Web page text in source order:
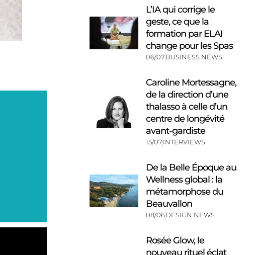
L’IA qui corrige le
geste, ce que la
formation par ELAI
change pour les Spas
06/07BUSINESS NEWS
Caroline Mortessagne,
de la direction d’une
thalasso à celle d’un
centre de longévité
avant-gardiste
15/07INTERVIEWS
De la Belle Époque au
Wellness global : la
métamorphose du
Beauvallon
08/06DESIGN NEWS
Rosée Glow, le
nouveau rituel éclat